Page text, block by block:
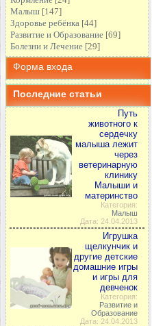
Малыш [147]
Здоровье ребёнка [44]
Развитие и Образование [69]
Болезни и Лечение [29]
Форма входа
Последние статьи
Путь
животного к
сердечку
малыша лежит
через
ветеринарную
клинику
Малыши и
материнство
Категория:
Малыш
Дата: 24.04.2013
Игрушка
щелкунчик и
другие детские
домашние игры
и игры для
девченок
Категория:
Развитие и
Образование
Дата: 24.04.2013